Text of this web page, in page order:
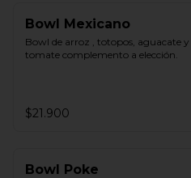
Bowl Mexicano
Bowl de arroz , totopos, aguacate y
tomate complemento a elección.
$21.900
Bowl Poke